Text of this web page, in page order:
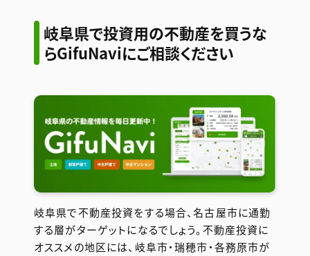
岐阜県で投資用の不動産を買うな
らGifuNaviにご相談ください
岐阜県で不動産投資をする場合、名古屋市に通勤
する層がターゲットになるでしょう。不動産投資に
オススメの地区には、岐阜市・瑞穂市・各務原市が